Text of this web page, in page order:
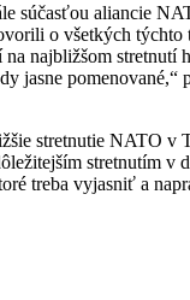
súčasťou aliancie
o všetkých týchto
na najbližšom stretnutí
jasne pomenované,“
stretnutie NATO v
stretnutím v
treba vyjasniť a